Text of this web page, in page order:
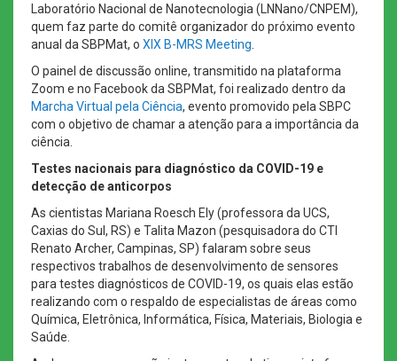
Laboratório Nacional de Nanotecnologia (LNNano/CNPEM),
quem faz parte do comitê organizador do próximo evento
anual da SBPMat, o XIX B-MRS Meeting
O painel de discussão online, transmitido na plataforma
Zoom e no Facebook da SBPMat, foi realizado dentro da
Marcha Virtual pela Ciência, evento promovido pela SBPC
com o objetivo de chamar a atenção para a importância da
ciência.
Testes nacionais para diagnóstico da COVID-19 e
detecção de anticorpos
As cientistas Mariana Roesch Ely (professora da UCS,
Caxias do Sul, RS) e Talita Mazon (pesquisadora do CTI
Renato Archer, Campinas, SP) falaram sobre seus
respectivos trabalhos de desenvolvimento de sensores
para testes diagnósticos de COVID-19, os quais elas estão
realizando com o respaldo de especialistas de áreas como
Química, Eletrônica, Informática, Física, Materiais, Biologia e
Saúde.